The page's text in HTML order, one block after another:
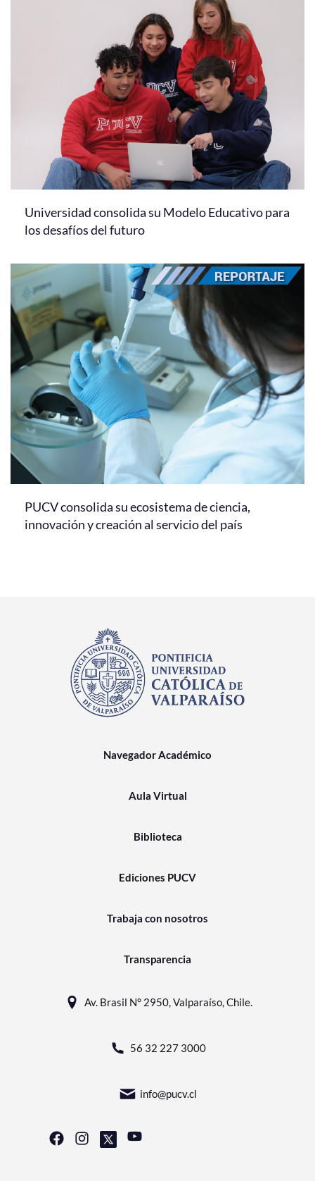
Universidad consolida su Modelo Educativo para
los desafíos del futuro
PUCV consolida su ecosistema de ciencia,
innovación y creación al servicio del país
Navegador Académico
Aula Virtual
Biblioteca
Ediciones PUCV
Trabaja con nosotros
Transparencia
Av. Brasil N° 2950, Valparaíso, Chile.
56 32 227 3000
info@pucv.cl